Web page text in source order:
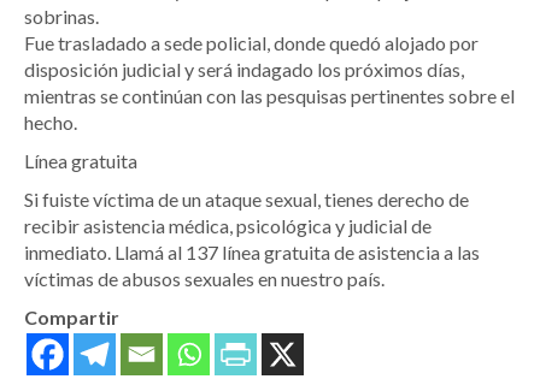
sobrinas.
Fue trasladado a sede policial, donde quedó alojado por
disposición judicial y será indagado los próximos días,
mientras se continúan con las pesquisas pertinentes sobre el
hecho.
Línea gratuita
Si fuiste víctima de un ataque sexual, tienes derecho de
recibir asistencia médica, psicológica y judicial de
inmediato. Llamá al 137 línea gratuita de asistencia a las
víctimas de abusos sexuales en nuestro país.
Compartir